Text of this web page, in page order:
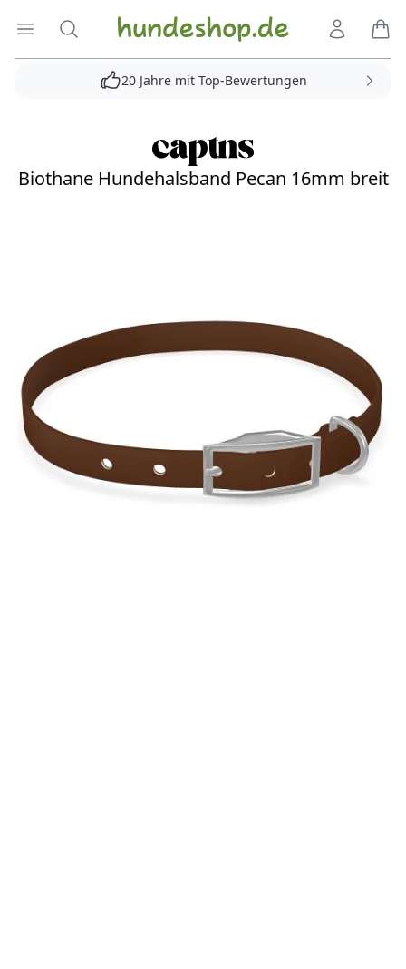
Menü öffnen
Suche Hundeshop.de
20 Jahre mit Top-Bewertungen
Biothane Hundehalsband Pecan 16mm breit